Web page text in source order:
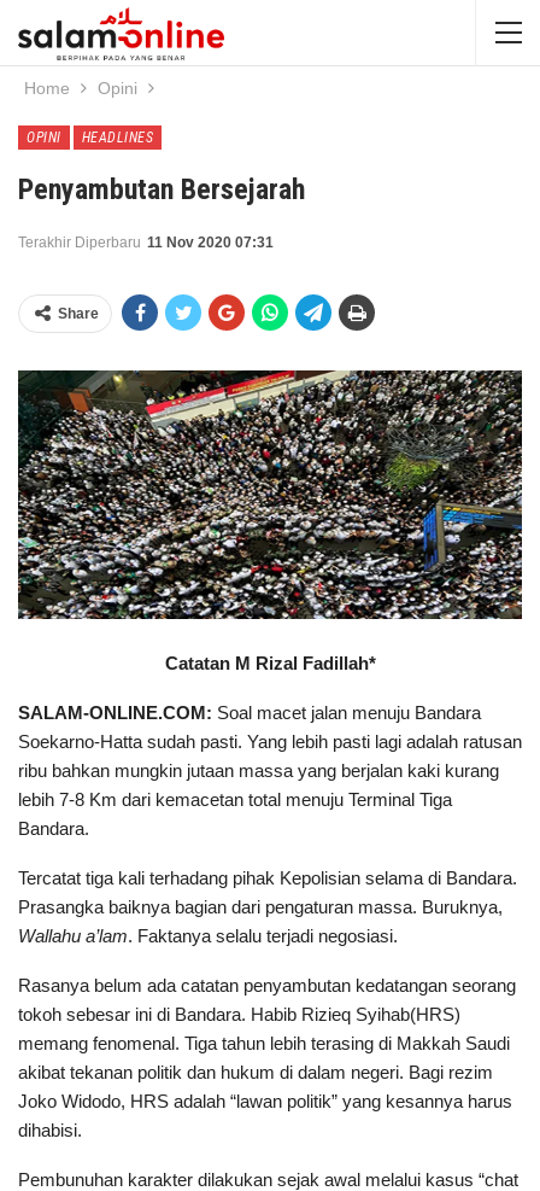
Home Opini
OPINI HEADLINES
Penyambutan Bersejarah
Terakhir Diperbaru 11 Nov 2020 07:31
Share
Catatan M Rizal Fadillah*
SALAM-ONLINE.COM: Soal macet jalan menuju Bandara
Soekarno-Hatta sudah pasti. Yang lebih pasti lagi adalah ratusan
ribu bahkan mungkin jutaan massa yang berjalan kaki kurang
lebih 7-8 Km dari kemacetan total menuju Terminal Tiga
Bandara.
Tercatat tiga kali terhadang pihak Kepolisian selama di Bandara.
Prasangka baiknya bagian dari pengaturan massa. Buruknya,
Wallahu a’lam. Faktanya selalu terjadi negosiasi.
Rasanya belum ada catatan penyambutan kedatangan seorang
tokoh sebesar ini di Bandara. Habib Rizieq Syihab(HRS)
memang fenomenal. Tiga tahun lebih terasing di Makkah Saudi
akibat tekanan politik dan hukum di dalam negeri. Bagi rezim
Joko Widodo, HRS adalah “lawan politik” yang kesannya harus
dihabisi.
Pembunuhan karakter dilakukan sejak awal melalui kasus “chat